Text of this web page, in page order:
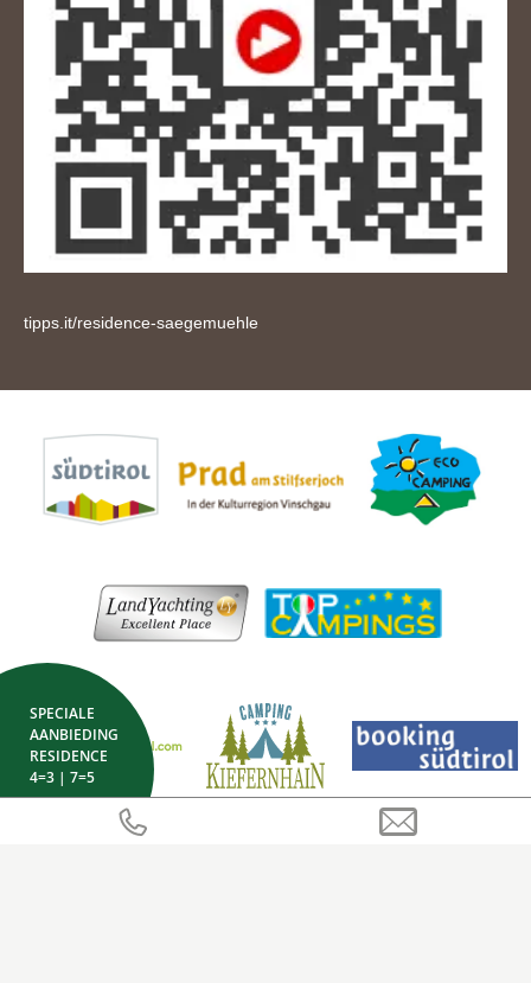
SPECIALE
AANBIEDING
RESIDENCE
4=3 | 7=5
tipps.it/residence-saegemuehle